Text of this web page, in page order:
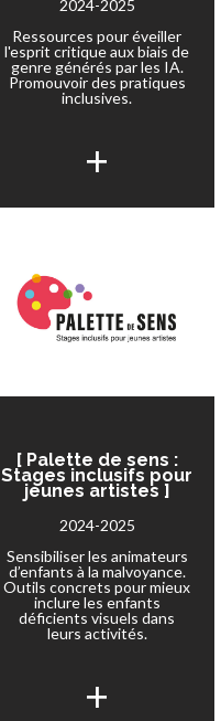
2024-2025
Ressources pour éveiller
l'esprit critique aux biais de
genre générés par les IA.
Promouvoir des pratiques
inclusives.
+
[ Palette de sens :
Stages inclusifs pour
jeunes artistes ]
2024-2025
Sensibiliser les animateurs
d’enfants à la malvoyance.
Outils concrets pour mieux
inclure les enfants
déficients visuels dans
leurs activités.
+